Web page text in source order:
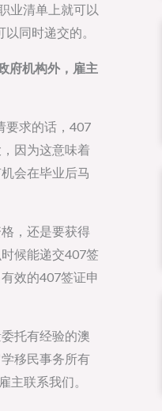
业清单上就可以
同时递交的。
府机构外，雇主
要求的话，407
因为这意味着
会在毕业后马
，还是要获得
候能递交407签
效的407签证申
托有经验的澳
移民事务所有
主联系我们。